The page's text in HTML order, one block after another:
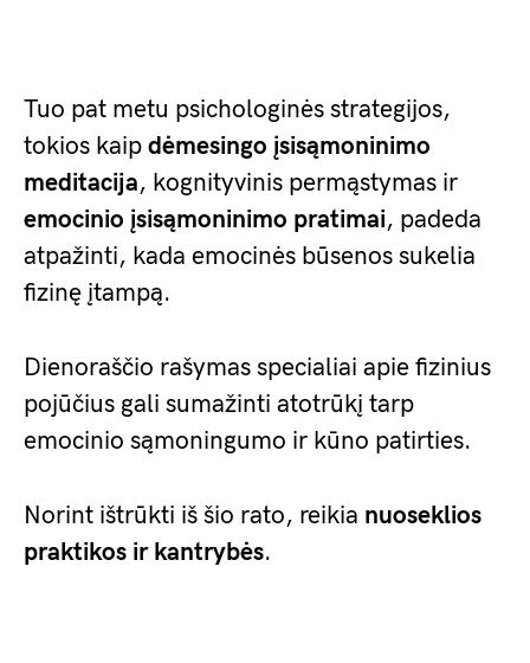
Tuo pat metu psichologinės strategijos,
tokios kaip dėmesingo įsisąmoninimo
meditacija, kognityvinis permąstymas ir
emocinio įsisąmoninimo pratimai, padeda
atpažinti, kada emocinės būsenos sukelia
fizinę įtampą.
Dienoraščio rašymas specialiai apie fizinius
pojūčius gali sumažinti atotrūkį tarp
emocinio sąmoningumo ir kūno patirties.
Norint ištrūkti iš šio rato, reikia nuoseklios
praktikos ir kantrybės.